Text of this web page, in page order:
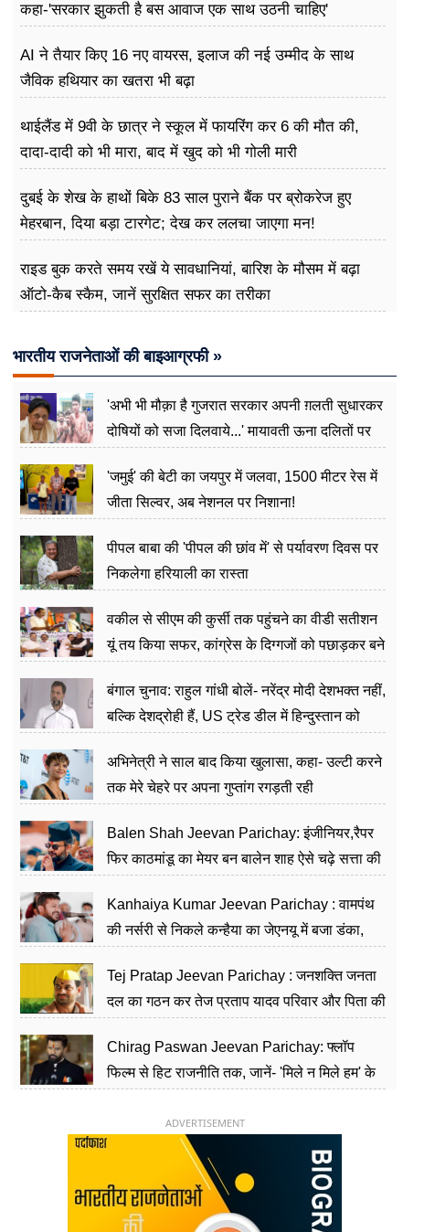
कहा-'सरकार झुकती है बस आवाज एक साथ उठनी चाहिए'
AI ने तैयार किए 16 नए वायरस, इलाज की नई उम्मीद के साथ
जैविक हथियार का खतरा भी बढ़ा
थाईलैंड में 9वी के छात्र ने स्कूल में फायरिंग कर 6 की मौत की,
दादा-दादी को भी मारा, बाद में खुद को भी गोली मारी
दुबई के शेख के हाथों बिके 83 साल पुराने बैंक पर ब्रोकरेज हुए
मेहरबान, दिया बड़ा टारगेट; देख कर ललचा जाएगा मन!
राइड बुक करते समय रखें ये सावधानियां, बारिश के मौसम में बढ़ा
ऑटो-कैब स्कैम, जानें सुरक्षित सफर का तरीका
भारतीय राजनेताओं की बाइआग्रफी »
'अभी भी मौक़ा है गुजरात सरकार अपनी ग़लती सुधारकर
दोषियों को सजा दिलवाये...' मायावती ऊना दलितों पर
'जमुई' की बेटी का जयपुर में जलवा, 1500 मीटर रेस में
जीता सिल्वर, अब नेशनल पर निशाना!
पीपल बाबा की 'पीपल की छांव में' से पर्यावरण दिवस पर
निकलेगा हरियाली का रास्ता
वकील से सीएम की कुर्सी तक पहुंचने का वीडी सतीशन
यूं तय किया सफर, कांग्रेस के दिग्गजों को पछाड़कर बने
बंगाल चुनाव: राहुल गांधी बोलें- नरेंद्र मोदी देशभक्त नहीं,
बल्कि देशद्रोही हैं, US ट्रेड डील में हिन्दुस्तान को
अभिनेत्री ने साल बाद किया खुलासा, कहा- उल्टी करने
तक मेरे चेहरे पर अपना गुप्तांग रगड़ती रही
Balen Shah Jeevan Parichay: इंजीनियर,रैपर
फिर काठमांडू का मेयर बन बालेन शाह ऐसे चढ़े सत्ता की
Kanhaiya Kumar Jeevan Parichay : वामपंथ
की नर्सरी से निकले कन्हैया का जेएनयू में बजा डंका,
Tej Pratap Jeevan Parichay : जनशक्ति जनता
दल का गठन कर तेज प्रताप यादव परिवार और पिता की
Chirag Paswan Jeevan Parichay: फ्लॉप
फिल्म से हिट राजनीति तक, जानें- 'मिले न मिले हम' के
ADVERTISEMENT